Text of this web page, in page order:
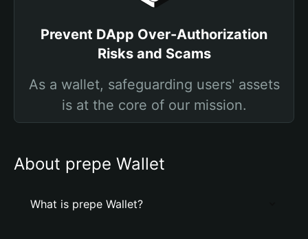
Prevent DApp Over-Authorization
Risks and Scams
As a wallet, safeguarding users' assets
is at the core of our mission.
About prepe Wallet
What is prepe Wallet?